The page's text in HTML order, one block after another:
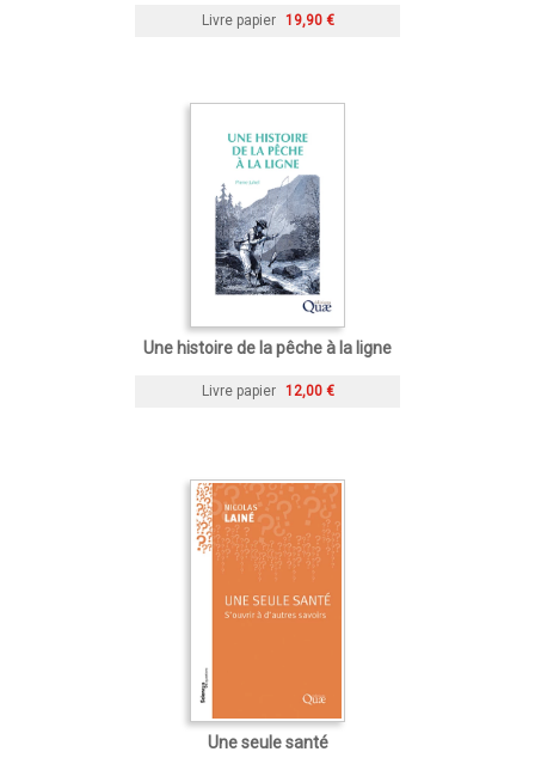
Livre papier 19,90 €
Une histoire de la pêche à la ligne
Livre papier 12,00 €
Une seule santé